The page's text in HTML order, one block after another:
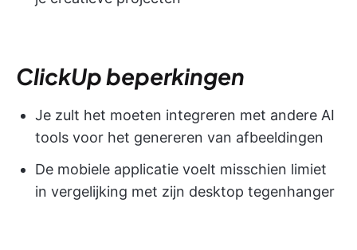
ClickUp beperkingen
Je zult het moeten integreren met andere AI
tools voor het genereren van afbeeldingen
De mobiele applicatie voelt misschien limiet
in vergelijking met zijn desktop tegenhanger